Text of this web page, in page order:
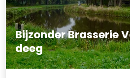
Bijzonder Brasserie
deeg